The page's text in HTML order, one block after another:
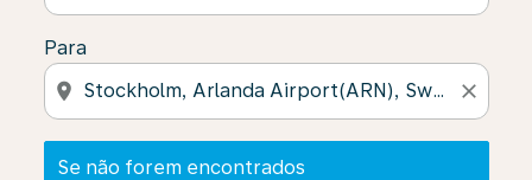
Para
location_on close
Se não forem encontrados